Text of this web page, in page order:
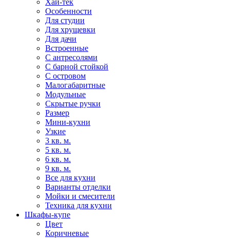
Хай-тек
Особенности
Для студии
Для хрущевки
Для дачи
Встроенные
С антресолями
С барной стойкой
С островом
Малогабаритные
Модульные
Скрытые ручки
Размер
Мини-кухни
Узкие
3 кв. м.
5 кв. м.
6 кв. м.
9 кв. м.
Все для кухни
Варианты отделки
Мойки и смесители
Техника для кухни
Шкафы-купе
Цвет
Коричневые